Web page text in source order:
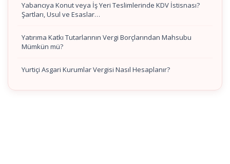
Yabancıya Konut veya İş Yeri Teslimlerinde KDV İstisnası?
Şartları, Usul ve Esaslar…
Yatırıma Katkı Tutarlarının Vergi Borçlarından Mahsubu
Mümkün mü?
Yurtiçi Asgari Kurumlar Vergisi Nasıl Hesaplanır?